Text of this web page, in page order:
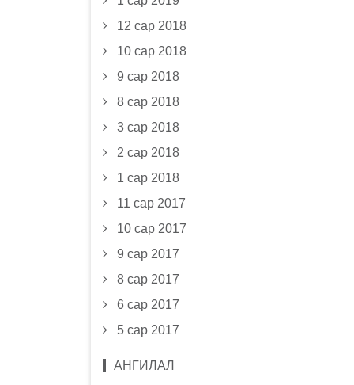
12 сар 2018
10 сар 2018
9 сар 2018
8 сар 2018
3 сар 2018
2 сар 2018
1 сар 2018
11 сар 2017
10 сар 2017
9 сар 2017
8 сар 2017
6 сар 2017
5 сар 2017
АНГИЛАЛ